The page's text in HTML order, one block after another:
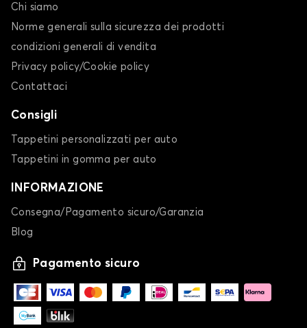
Chi siamo
Norme generali sulla sicurezza dei prodotti
condizioni generali di vendita
Privacy policy/Cookie policy
Contattaci
Consigli
Tappetini personalizzati per auto
Tappetini in gomma per auto
INFORMAZIONE
Consegna/Pagamento sicuro/Garanzia
Blog
Pagamento sicuro